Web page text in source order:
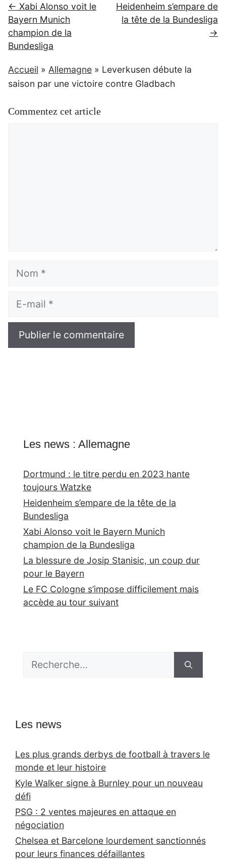
← Xabi Alonso voit le
Bayern Munich
champion de la
Bundesliga
Heidenheim s’empare de
la tête de la Bundesliga
→
Accueil » Allemagne » Leverkusen débute la
saison par une victoire contre Gladbach
Commentez cet article
mail
Les news : Allemagne
Dortmund : le titre perdu en 2023 hante
toujours Watzke
Heidenheim s’empare de la tête de la
Bundesliga
Xabi Alonso voit le Bayern Munich
champion de la Bundesliga
La blessure de Josip Stanisic, un coup dur
pour le Bayern
Le FC Cologne s’impose difficilement mais
accède au tour suivant
Les news
Les plus grands derbys de football à travers le
monde et leur histoire
Kyle Walker signe à Burnley pour un nouveau
défi
PSG : 2 ventes majeures en attaque en
négociation
Chelsea et Barcelone lourdement sanctionnés
pour leurs finances défaillantes